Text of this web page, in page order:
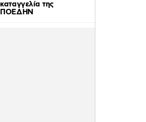
καταγγελία της
ΠΟΕΔΗΝ